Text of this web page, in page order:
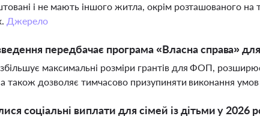
і не мають іншого житла, окрім розташованого
Джерело
передбачає програма «Власна справа»
максимальні розміри грантів для ФОП,
а також дозволяє тимчасово призупиняти виконання умов
соціальні виплати для сімей із дітьми у 2026